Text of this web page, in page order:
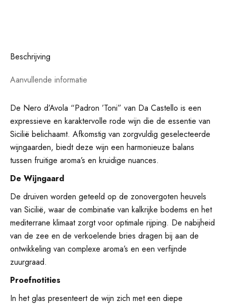
Beschrijving
Aanvullende informatie
De Nero d’Avola “Padron ’Toni” van Da Castello is een
expressieve en karaktervolle rode wijn die de essentie van
Sicilië belichaamt. Afkomstig van zorgvuldig geselecteerde
wijngaarden, biedt deze wijn een harmonieuze balans
tussen fruitige aroma’s en kruidige nuances.
De Wijngaard
De druiven worden geteeld op de zonovergoten heuvels
van Sicilië, waar de combinatie van kalkrijke bodems en het
mediterrane klimaat zorgt voor optimale rijping. De nabijheid
van de zee en de verkoelende bries dragen bij aan de
ontwikkeling van complexe aroma’s en een verfijnde
zuurgraad.
Proefnotities
In het glas presenteert de wijn zich met een diepe